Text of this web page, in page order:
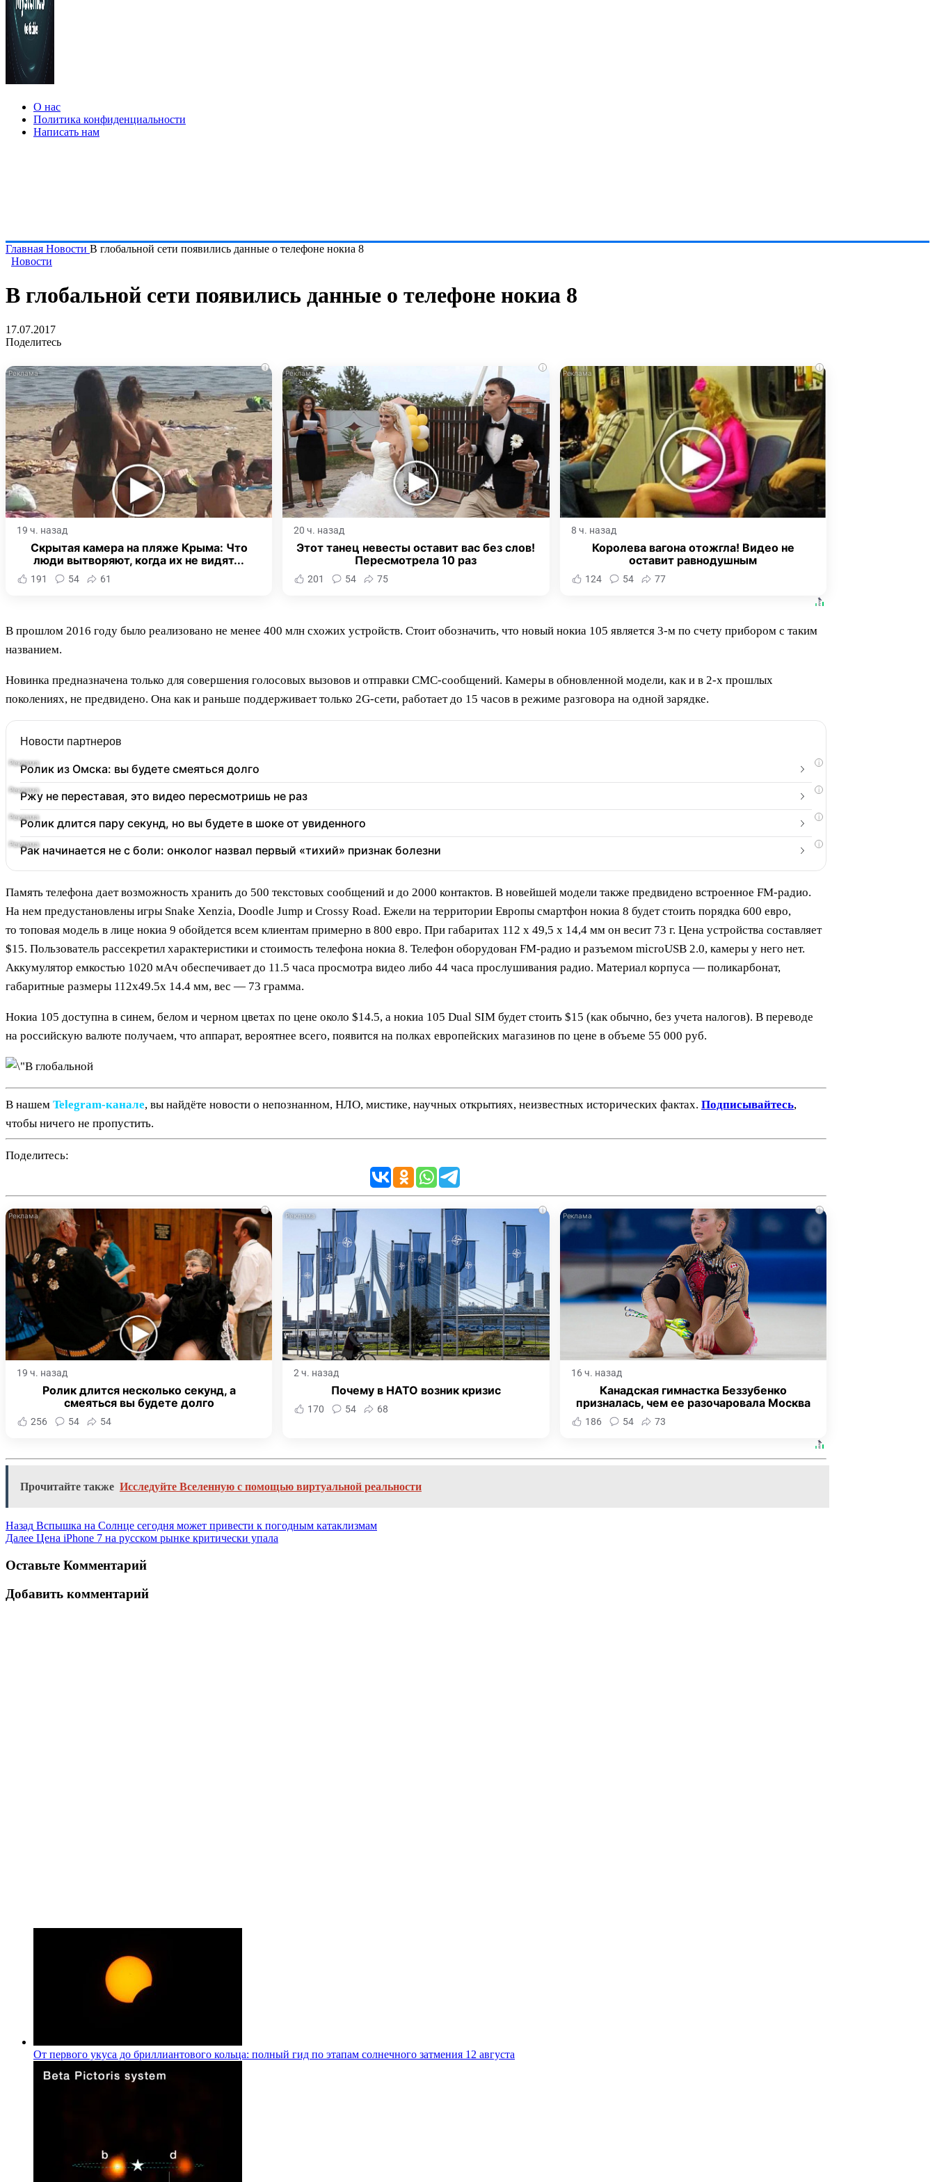
О нас
Политика конфиденциальности
Написать нам
Главная Новости В глобальной сети появились данные о телефоне нокиа 8
Новости
В глобальной сети появились данные о телефоне нокиа 8
17.07.2017
Поделитесь
i
19 ч. назад
Скрытая камера на пляже Крыма: Что
люди вытворяют, когда их не видят...
191 54 61
i
20 ч. назад
Этот танец невесты оставит вас без слов!
Пересмотрела 10 раз
201 54 75
i
8 ч. назад
Королева вагона отожгла! Видео не
оставит равнодушным
124 54 77
В прошлом 2016 году было реализовано не менее 400 млн схожих устройств. Стоит обозначить, что новый нокиа 105 является 3-м по счету прибором с таким
названием.
Новинка предназначена только для совершения голосовых вызовов и отправки СМС-сообщений. Камеры в обновленной модели, как и в 2-х прошлых
поколениях, не предвидено. Она как и раньше поддерживает только 2G-сети, работает до 15 часов в режиме разговора на одной зарядке.
Новости партнеров
i
Ролик из Омска: вы будете смеяться долго
i
Ржу не переставая, это видео пересмотришь не раз
i
Ролик длится пару секунд, но вы будете в шоке от увиденного
i
Рак начинается не с боли: онколог назвал первый «тихий» признак болезни
Память телефона дает возможность хранить до 500 текстовых сообщений и до 2000 контактов. В новейшей модели также предвидено встроенное FM-радио.
На нем предустановлены игры Snake Xenzia, Doodle Jump и Crossy Road. Ежели на территории Европы смартфон нокиа 8 будет стоить порядка 600 евро,
то топовая модель в лице нокиа 9 обойдется всем клиентам примерно в 800 евро. При габаритах 112 x 49,5 x 14,4 мм он весит 73 г. Цена устройства составляет
$15. Пользователь рассекретил характеристики и стоимость телефона нокиа 8. Телефон оборудован FM-радио и разъемом microUSB 2.0, камеры у него нет.
Аккумулятор емкостью 1020 мАч обеспечивает до 11.5 часа просмотра видео либо 44 часа прослушивания радио. Материал корпуса — поликарбонат,
габаритные размеры 112x49.5x 14.4 мм, вес — 73 грамма.
Нокиа 105 доступна в синем, белом и черном цветах по цене около $14.5, а нокиа 105 Dual SIM будет стоить $15 (как обычно, без учета налогов). В переводе
на российскую валюте получаем, что аппарат, вероятнее всего, появится на полках европейских магазинов по цене в объеме 55 000 руб.
В нашем Telegram‑канале, вы найдёте новости о непознанном, НЛО, мистике, научных открытиях, неизвестных исторических фактах. Подписывайтесь,
чтобы ничего не пропустить.
Поделитесь:
i
19 ч. назад
Ролик длится несколько секунд, а
смеяться вы будете долго
256 54 54
i
2 ч. назад
Почему в НАТО возник кризис
170 54 68
i
16 ч. назад
Канадская гимнастка Беззубенко
призналась, чем ее разочаровала Москва
186 54 73
Прочитайте также Исследуйте Вселенную с помощью виртуальной реальности
Назад Вспышка на Солнце сегодня может привести к погодным катаклизмам
Далее Цена iPhone 7 на русском рынке критически упала
Оставьте Комментарий
Добавить комментарий
От первого укуса до бриллиантового кольца: полный гид по этапам солнечного затмения 12 августа